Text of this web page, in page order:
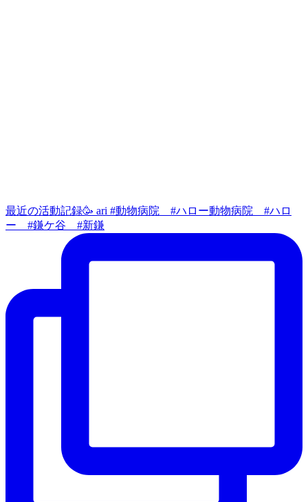
最近の活動記録🥳 ari #動物病院 #ハロー動物病院 #ハロ
ー #鎌ケ谷 #新鎌